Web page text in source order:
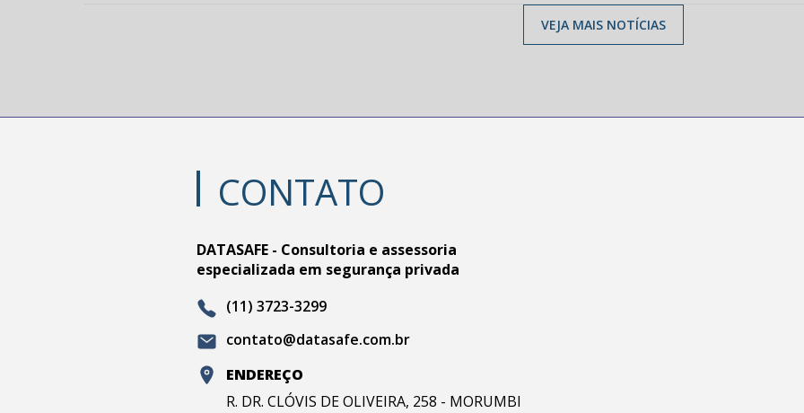
VEJA MAIS NOTÍCIAS
CONTATO
DATASAFE - Consultoria e assessoria
especializada em segurança privada
(11) 3723-3299
contato@datasafe.com.br
ENDEREÇO
R. DR. CLÓVIS DE OLIVEIRA, 258 - MORUMBI